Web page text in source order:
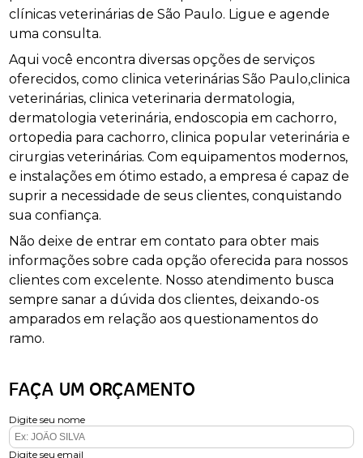
clínicas veterinárias de São Paulo. Ligue e agende
uma consulta.
Aqui você encontra diversas opções de serviços
oferecidos, como clinica veterinárias São Paulo,clinica
veterinárias, clinica veterinaria dermatologia,
dermatologia veterinária, endoscopia em cachorro,
ortopedia para cachorro, clinica popular veterinária e
cirurgias veterinárias. Com equipamentos modernos,
e instalações em ótimo estado, a empresa é capaz de
suprir a necessidade de seus clientes, conquistando
sua confiança.
Não deixe de entrar em contato para obter mais
informações sobre cada opção oferecida para nossos
clientes com excelente. Nosso atendimento busca
sempre sanar a dúvida dos clientes, deixando-os
amparados em relação aos questionamentos do
ramo.
FAÇA UM ORÇAMENTO
Digite seu nome
Digite seu email